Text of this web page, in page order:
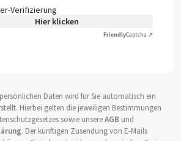
Verifizierung
Hier klicken
FriendlyCaptcha ⇗
Daten wird für Sie automatisch ein
Hierbei gelten die jeweiligen Bestimmungen
sowie unsereAGB und
. Der künftigen Zusendung von E-Mails